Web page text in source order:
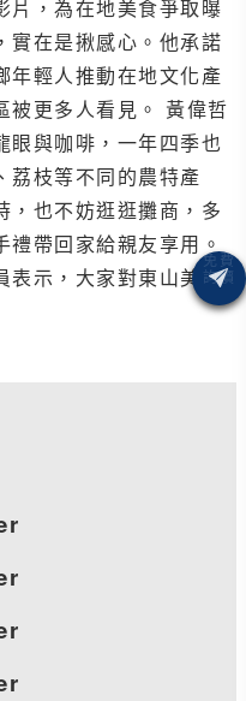
片，為在地美食爭取曝
實在是揪感心。他承諾
年輕人推動在地文化產
被更多人看見。 黃偉哲
眼與咖啡，一年四季也
荔枝等不同的農特產
，也不妨逛逛攤商，多
帶回家給親友享用。
表示，大家對東山美食